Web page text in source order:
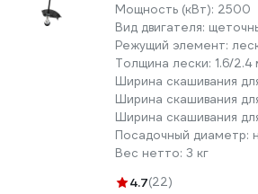
Мощность (кВт): 2500
Вид двигателя:
Режущий элемент:
Толщина лески: 1.6/2.4
Ширина скашивания
Ширина скашивания
Ширина скашивания
Посадочный диаметр:
Вес нетто: 3 кг
4.7(22)